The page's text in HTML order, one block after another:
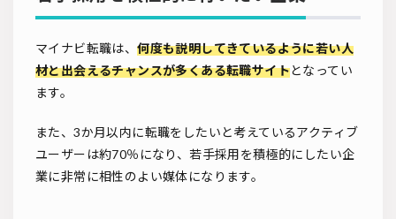
マイナビ転職は、何度も説明してきているように若い人
材と出会えるチャンスが多くある転職サイトとなってい
ます。
また、3か月以内に転職をしたいと考えているアクティブ
ユーザーは約70％になり、若手採用を積極的にしたい企
業に非常に相性のよい媒体になります。